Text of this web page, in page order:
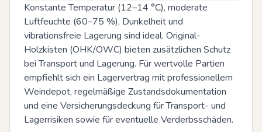
Konstante Temperatur (12–14 °C), moderate
Luftfeuchte (60–75 %), Dunkelheit und
vibrationsfreie Lagerung sind ideal. Original-
Holzkisten (OHK/OWC) bieten zusätzlichen Schutz
bei Transport und Lagerung. Für wertvolle Partien
empfiehlt sich ein Lagervertrag mit professionellem
Weindepot, regelmäßige Zustandsdokumentation
und eine Versicherungsdeckung für Transport- und
Lagerrisiken sowie für eventuelle Verderbsschäden.